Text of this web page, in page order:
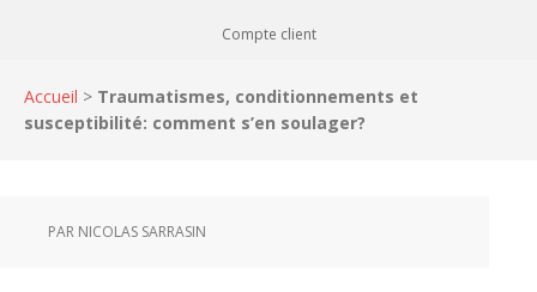
Compte client
Accueil > Traumatismes, conditionnements et
susceptibilité: comment s’en soulager?
PAR NICOLAS SARRASIN